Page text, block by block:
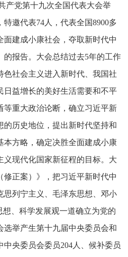
产党第十九次全国代表大会举
邀代表74人，代表全国8900多
建成小康社会，夺取新时代中
的报告。大会总结过去5年的工作
色社会主义进入新时代、我国社
日益增长的美好生活需要和不平
等重大政治论断，确立习近平新
的历史地位，提出新时代坚持和
本方略，确定决胜全面建成小康
义现代化国家新征程的目标。大
正案）》，把习近平新时代中
思列宁主义、毛泽东思想、邓小
想、科学发展观一道确立为党的
选举产生第十九届中央委员会和
央委员会委员204人、候补委员